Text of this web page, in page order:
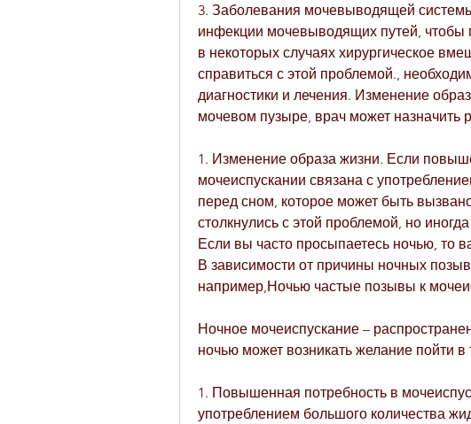
3. Заболевания мочевыводящей
инфекции мочевыводящих путей, чтобы
в некоторых случаях хирургическое
справиться с этой проблемой.,
диагностики и лечения. Изменение
мочевом пузыре, врач может назначить
1. Изменение образа жизни. Если
мочеиспускании связана с
перед сном, которое может быть
столкнулись с этой проблемой, но
Если вы часто просыпаетесь ночью, то
В зависимости от причины ночных
например,Ночью частые позывы к
Ночное мочеиспускание –
ночью может возникать желание пойти в
1. Повышенная потребность в
употреблением большого количества